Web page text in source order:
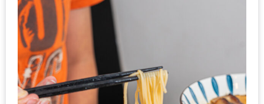
:
ทำไม
เรา
ไม่
ทำ
อาหาร